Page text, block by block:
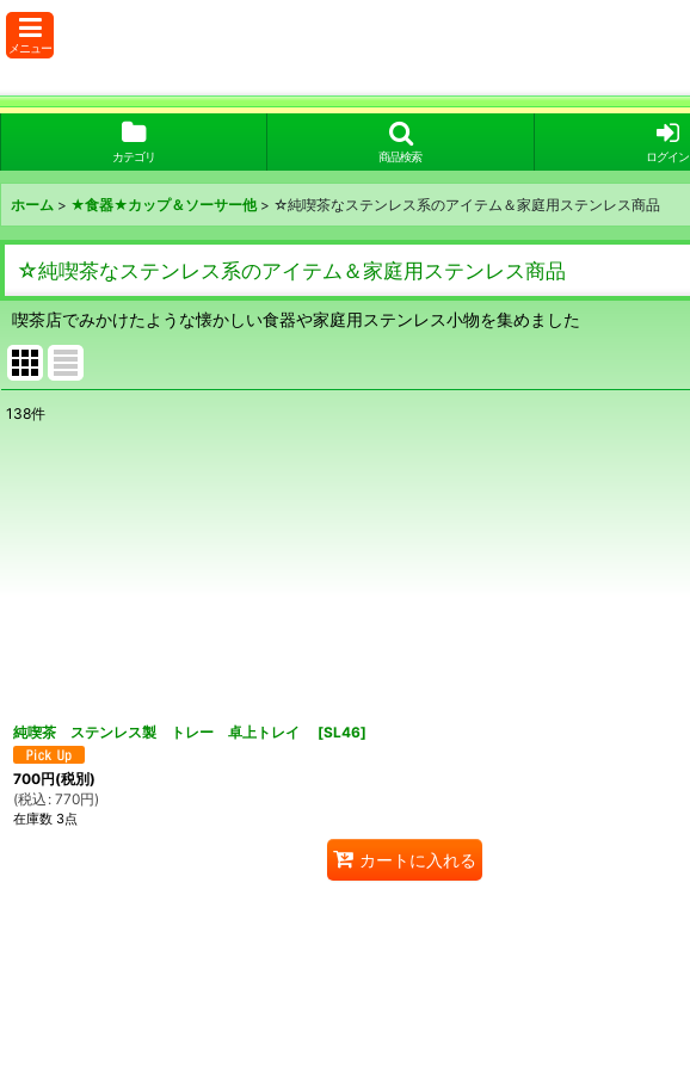
メニュー
カテゴリ 商品検索 ログイン
ホーム > ★食器★カップ＆ソーサー他 > ☆純喫茶なステンレス系のアイテム＆家庭用ステンレス商品
☆純喫茶なステンレス系のアイテム＆家庭用ステンレス商品
喫茶店でみかけたような懐かしい食器や家庭用ステンレス小物を集めました
138件
純喫茶 ステンレス製 トレー 卓上トレイ [SL46]
700円(税別)
(税込 : 770円)
在庫数 3点
カートに入れる